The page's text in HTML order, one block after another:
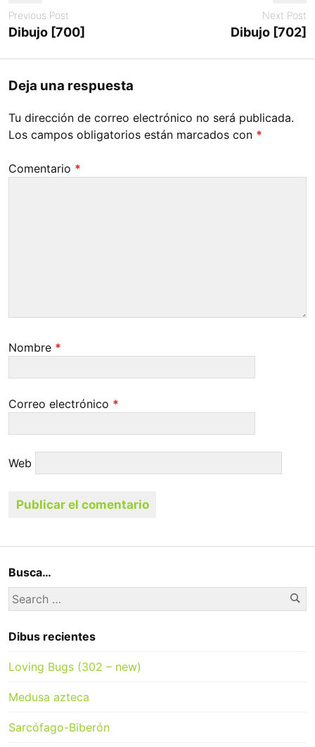
Previous Post
Dibujo [700]
Next Post
Dibujo [702]
Deja una respuesta
Tu dirección de correo electrónico no será publicada.
Los campos obligatorios están marcados con *
Comentario *
Nombre *
Correo electrónico *
Web
Busca…
Search
for:
Dibus recientes
Loving Bugs (302 – new)
Medusa azteca
Sarcófago-Biberón